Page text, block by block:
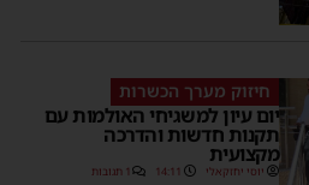
חיזוק מערך הכשרות
יום עיון למשגיחי האולמות עם
תקנות חדשות והדרכה
מקצועית
יוסי יחזקאלי 14:11 1 תגובות